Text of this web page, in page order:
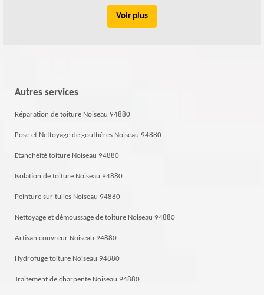
Voir plus
Autres services
Réparation de toiture Noiseau 94880
Pose et Nettoyage de gouttières Noiseau 94880
Etanchéité toiture Noiseau 94880
Isolation de toiture Noiseau 94880
Peinture sur tuiles Noiseau 94880
Nettoyage et démoussage de toiture Noiseau 94880
Artisan couvreur Noiseau 94880
Hydrofuge toiture Noiseau 94880
Traitement de charpente Noiseau 94880